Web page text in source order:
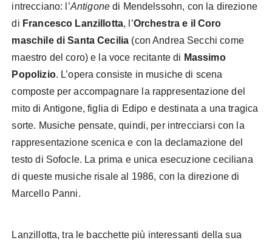
intrecciano: l’Antigonedi Mendelssohn, con la direzione
di Francesco Lanzillotta, l’Orchestra e il Coro
maschile di Santa Cecilia (con Andrea Secchi come
maestro del coro) e la voce recitante di Massimo
Popolizio. L’opera consiste in musiche di scena
composte per accompagnare la rappresentazione del
mito di Antigone, figlia di Edipo e destinata a una tragica
sorte. Musiche pensate, quindi, per intrecciarsi con la
rappresentazione scenica e con la declamazione del
testo di Sofocle. La prima e unica esecuzione ceciliana
di queste musiche risale al 1986, con la direzione di
Marcello Panni.
Lanzillotta, tra le bacchette più interessanti della sua